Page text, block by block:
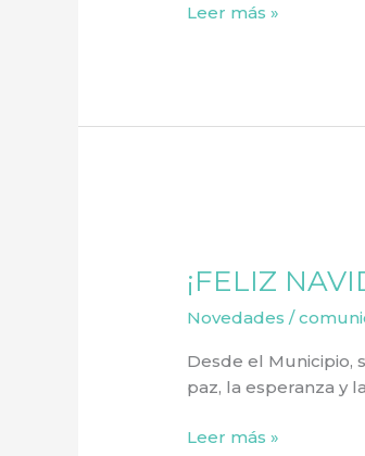
Leer más »
¡FELIZ
Novedades /
Desde el Municipio,
paz, la esperanza y
Leer más »